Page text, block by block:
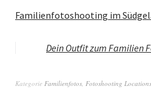
Familienfotoshooting im
Dein Outfit zum Familien
Kategorie Familienfotos, Fotoshooting Locations